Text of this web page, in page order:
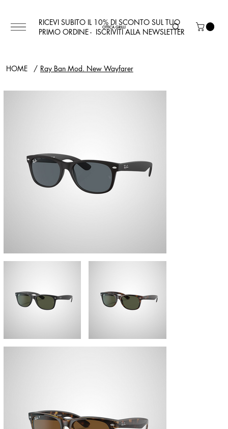
RICEVI SUBITO IL 10% DI SCONTO SUL TUO
PRIMO ORDINE - ISCRIVITI ALLA NEWSLETTER
OTTICA GRILLI
HOME / Ray Ban Mod. New Wayfarer